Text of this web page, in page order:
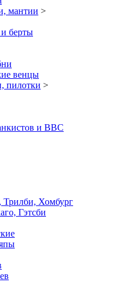
мантии >
берты
венцы
пилотки >
и ВВС
Хомбург
Гэтсби